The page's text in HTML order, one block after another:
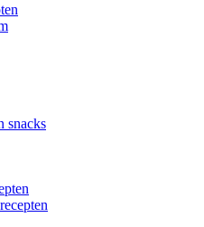
snacks